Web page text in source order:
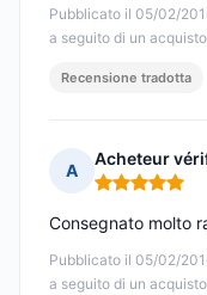
Pubblicato il 05/02/
a seguito di un
Recensione tradotta
A
Acheteur
Nota: 5 su 5
Pubblicato il 05/02/
a seguito di un
Consegnato molto